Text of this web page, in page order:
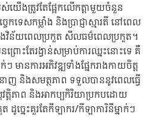
យើងត្រូវតែផ្អែកលើកត្តាមួយចំនួន
ទេសកម្លាំង និងប្រាជ្ញាស្មារតី នៅពេល
ងវិន័យពេលប្រកួត សីលធម៌ពេលប្រកួត។
ោះតែរង្វាន់សម្រាប់ការឈ្នះនោះទេ គឺ
មានការអភិវឌ្ឍទាំងផ្នែករាងកាយចិត្ត
នាញ និងសមត្ថភាព ទទួលបាននូវពេលធ្វើ
តិភាព និងអាកប្បកិរិយាប្រកបដោយ
ច្នេះគួរតែកីឡាករ/កីឡាការិនីម្នាក់ៗ